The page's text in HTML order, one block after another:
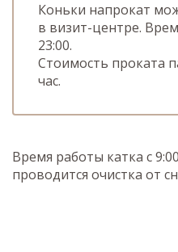
Коньки напрокат
в визит-центре.
23:00.
Стоимость проката
час.
Время работы катка с
проводится очистка от